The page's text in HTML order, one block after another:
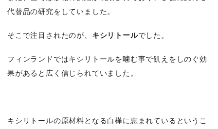
代替品の研究をしていました。
そこで注目されたのが、 キシリトールでした。
フィンランドではキシリトールを噛む事で飢えをしのぐ効
果があると広く信じられていました。
キシリトールの原材料となる白樺に恵まれているというこ